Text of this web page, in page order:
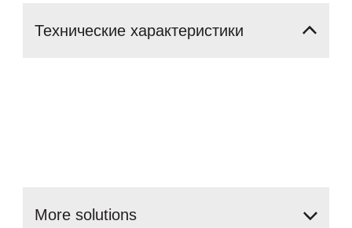
Технические характеристики
More solutions